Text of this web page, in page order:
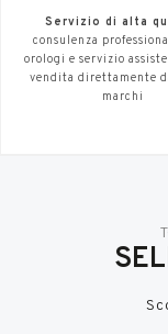
Servizio di alta
consulenza
orologi e servizio
vendita direttamente
marchi